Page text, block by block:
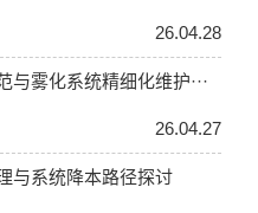
26.04.28
雾化系统精细化维护···
26.04.27
与系统降本路径探讨